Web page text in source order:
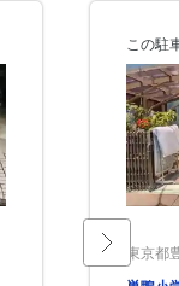
この駐
東京都